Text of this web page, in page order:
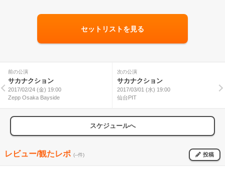
セットリストを見る
前の公演
サカナクション
2017/02/24 (金) 19:00
Zepp Osaka Bayside
次の公演
サカナクション
2017/03/01 (水) 19:00
仙台PIT
スケジュールへ
レビュー/観たレポ (--件) 投稿